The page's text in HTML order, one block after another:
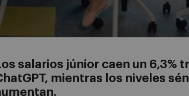
salarios júnior caen un 6,3%
mientras los niveles